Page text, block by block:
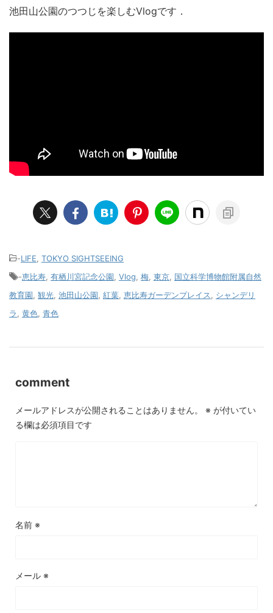
池田山公園のつつじを楽しむVlogです．
-LIFE TOKYO SIGHTSEEING
-恵比寿 有栖川宮記念公園 Vlog 梅 東京 国立科学博物館附属自然
教育園 観光 池田山公園 紅葉 恵比寿ガーデンプレイス
シャンデリ
ラ
黄色 青色
comment
メールアドレスが公開されることはありません。 ※ が付いてい
る欄は必須項目です
名前 ※
メール ※